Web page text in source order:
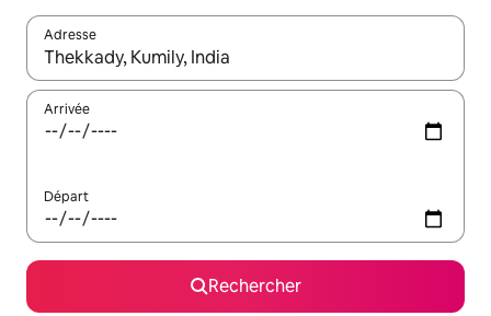
Adresse
Lorsque les résultats s'affichent, utilisez les flèches vers le
Arrivée
Départ
Rechercher